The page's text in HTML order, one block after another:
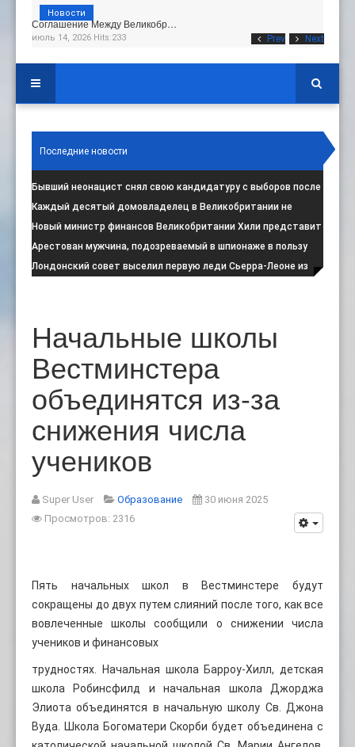
Prev Next
Соглашение Между Великобр…
июль 14, 2026 Hits:233
Новости
Последние новости
Бывший неонацист снял свою кандидатуру с выборов после
негативной реакции общест:
Каждый десятый домовладелец в Великобритании не
намерен соблюдать запрет на испо:
Новый министр финансов Великобритании Хили представит
свой первый бюджет 28 октя:
Арестован мужчина, подозреваемый в шпионаже в пользу
Ирана на британской военной:
Лондонский совет выселил первую леди Сьерра-Леоне из
Начальные школы
Вестминстера
объединятся из-за
снижения числа
учеников
Super User Образование
30 июня 2025
Просмотров: 2316
Пять начальных школ в Вестминстере будут
сокращены до двух путем слияний после того, как все
вовлеченные школы сообщили о снижении числа
учеников и финансовых
трудностях. Начальная школа Барроу-Хилл, детская
школа Робинсфилд и начальная школа Джорджа
Элиота объединятся в начальную школу Св. Джона
Вуда. Школа Богоматери Скорби будет объединена с